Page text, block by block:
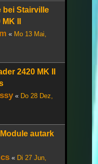
bei Stairville
II
« Mo 13 Mai,
2420 MK II
« Do 28 Dez,
autark
« Di 27 Jun,